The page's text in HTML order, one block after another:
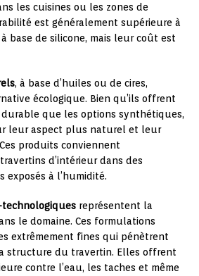
les cuisines ou les zones de
est généralement supérieure à
base de silicone, mais leur coût est
, à base d’huiles ou de cires,
écologique. Bien qu’ils offrent
que les options synthétiques,
leur aspect plus naturel et leur
produits conviennent
d’intérieur dans des
exposés à l’humidité.
représentent la
le domaine. Ces formulations
extrêmement fines qui pénètrent
structure du travertin. Elles offrent
contre l’eau, les taches et même